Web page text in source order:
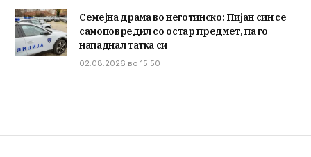
Семејна драма во неготинско: Пијан син се
самоповредил со остар предмет, па го
нападнал татка си
02.08.2026 во 15:50